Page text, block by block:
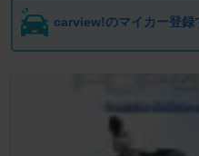
carview!のマイカー登録